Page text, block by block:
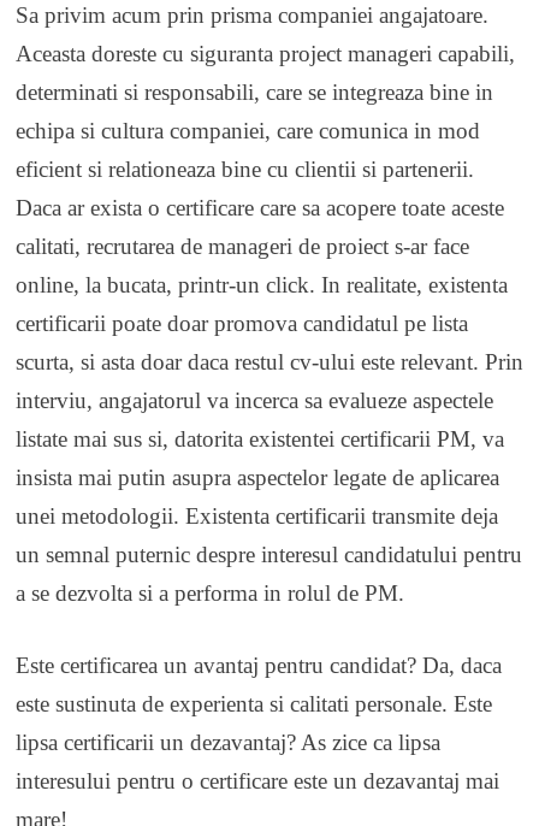
Sa privim acum prin prisma companiei angajatoare.
Aceasta doreste cu siguranta project manageri capabili,
determinati si responsabili, care se integreaza bine in
echipa si cultura companiei, care comunica in mod
eficient si relationeaza bine cu clientii si partenerii.
Daca ar exista o certificare care sa acopere toate aceste
calitati, recrutarea de manageri de proiect s-ar face
online, la bucata, printr-un click. In realitate, existenta
certificarii poate doar promova candidatul pe lista
scurta, si asta doar daca restul cv-ului este relevant. Prin
interviu, angajatorul va incerca sa evalueze aspectele
listate mai sus si, datorita existentei certificarii PM, va
insista mai putin asupra aspectelor legate de aplicarea
unei metodologii. Existenta certificarii transmite deja
un semnal puternic despre interesul candidatului pentru
a se dezvolta si a performa in rolul de PM.
Este certificarea un avantaj pentru candidat? Da, daca
este sustinuta de experienta si calitati personale. Este
lipsa certificarii un dezavantaj? As zice ca lipsa
interesului pentru o certificare este un dezavantaj mai
mare!